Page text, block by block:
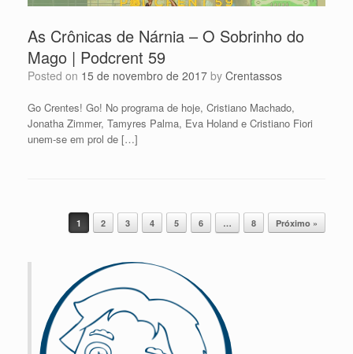
As Crônicas de Nárnia – O Sobrinho do
Mago | Podcrent 59
Posted on 15 de novembro de 2017 by Crentassos
Go Crentes! Go! No programa de hoje, Cristiano Machado,
Jonatha Zimmer, Tamyres Palma, Eva Holand e Cristiano Fiori
unem-se em prol de […]
Post navigation
1 2 3 4 5 6 … 8 Próximo »